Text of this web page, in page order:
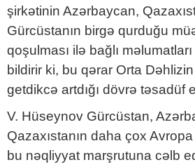
şirkətinin Azərbaycan,
Gürcüstanın birgə qurduğu
qoşulması ilə bağlı
bildirir ki, bu qərar Orta
getdikcə artdığı dövrə təsadüf
V. Hüseynov Gürcüstan,
Qazaxıstanın daha çox
bu nəqliyyat marşrutuna cəlb